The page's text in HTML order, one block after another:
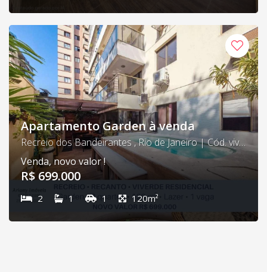
Apartamento Garden à venda
Recreio dos Bandeirantes , Rio de Janeiro | Cód. viverde 01
Venda, novo valor !
R$ 699.000
2 1 1 120m²